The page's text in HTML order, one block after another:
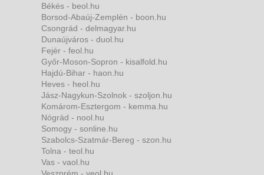
Békés - beol.hu
Borsod-Abaúj-Zemplén - boon.hu
Csongrád - delmagyar.hu
Dunaújváros - duol.hu
Fejér - feol.hu
Győr-Moson-Sopron - kisalfold.hu
Hajdú-Bihar - haon.hu
Heves - heol.hu
Jász-Nagykun-Szolnok - szoljon.hu
Komárom-Esztergom - kemma.hu
Nógrád - nool.hu
Somogy - sonline.hu
Szabolcs-Szatmár-Bereg - szon.hu
Tolna - teol.hu
Vas - vaol.hu
Veszprém - veol.hu